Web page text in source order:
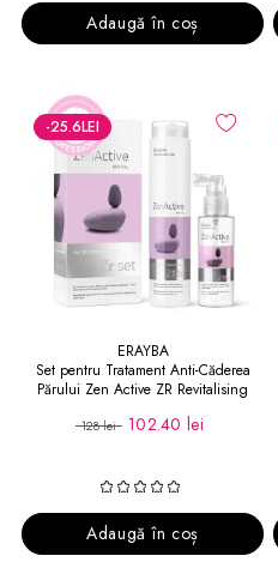
Adaugă în coș
-25.6LEI
ERAYBA
Set pentru Tratament Anti-Căderea
Părului Zen Active ZR Revitalising
128 lei 102.40 lei
Adaugă în coș